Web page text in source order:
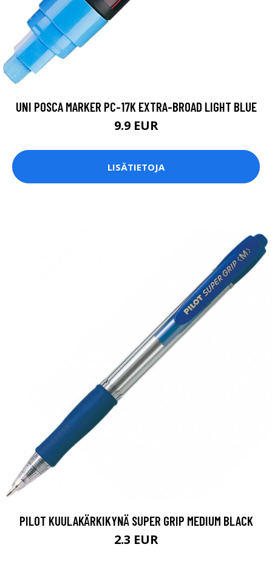
UNI POSCA MARKER PC-17K EXTRA-BROAD LIGHT BLUE
9.9 EUR
LISÄTIETOJA
PILOT KUULAKÄRKIKYNÄ SUPER GRIP MEDIUM BLACK
2.3 EUR